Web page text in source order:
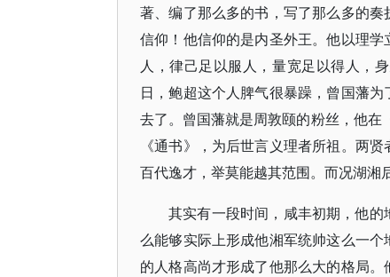
著、编了那么多的书，写了那么多的
信仰！他信仰的是内圣外王。他以理
人，律己足以服人，量宽足以得人，
日，鲍超这个人脾气很暴躁，曾国藩
去了。曾国藩就是周敦颐的粉丝，他在
《通书》，为后世言义理者所祖。两
百代逸才，举莫能越其范围。而况湖湘
其实有一段时间，咸丰初期，他
么能够实际上形成他湘军统帅这么一
的人格高尚才形成了他那么大的格局